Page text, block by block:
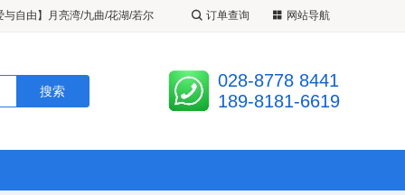
订单查询 网站导航
夜宿九寨沟+黄龙2-8人纯玩双动
龙环线纯玩4 日游
与自由】月亮湾/九曲/花湖/若尔
环线纯玩小团2-8人 5 日游
028-8778 8441
189-8181-6619